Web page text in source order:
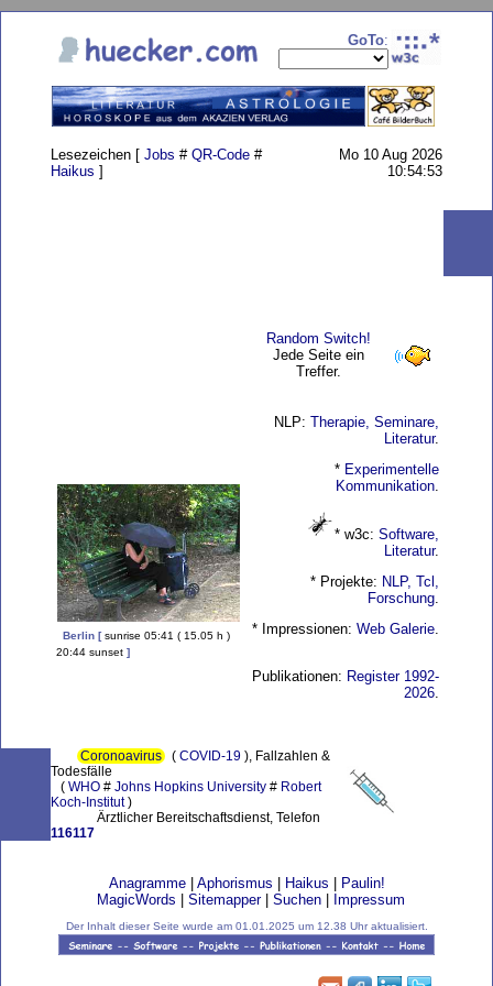
GoTo:
Lesezeichen [ Jobs # QR-Code #
Haikus ]
Mo 10 Aug 2026
10:54:53
Berlin [sunrise 05:41 ( 15.05 h )
20:44 sunset ]
Random Switch!
Jede Seite ein
Treffer.
NLP: Therapie, Seminare,
Literatur.
* Experimentelle
Kommunikation.
* w3c: Software,
Literatur.
* Projekte: NLP, Tcl,
Forschung.
* Impressionen: Web Galerie.
Publikationen: Register 1992-
2026.
Coronoavirus ( COVID-19 ), Fallzahlen &
Todesfälle
( WHO # Johns Hopkins University # Robert
Koch-Institut)
Ärztlicher Bereitschaftsdienst, Telefon
116117
Anagramme| Aphorismus Haikus
Paulin!
MagicWords
Sitemapper| Suchen Impressum
Der Inhalt dieser Seite wurde am 01.01.2025 um 12.38 Uhr aktualisiert.